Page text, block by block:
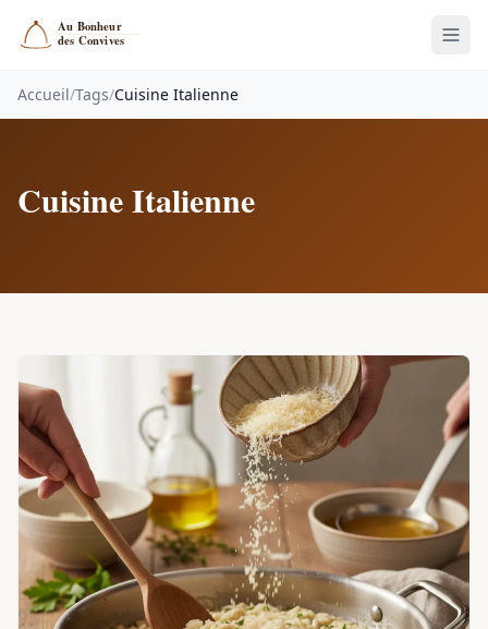
Accueil/Tags/Cuisine Italienne
Cuisine Italienne